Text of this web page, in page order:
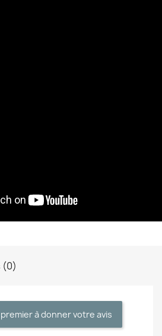
(0)
à donner votre avis